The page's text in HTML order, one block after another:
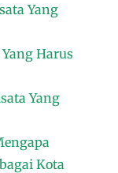
Yang
Harus
Yang
Kota